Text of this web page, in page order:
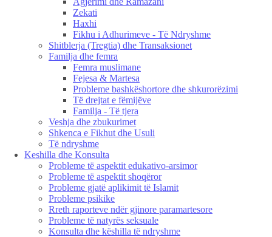
Zekati
Haxhi
Fikhu i Adhurimeve - Të Ndryshme
Shitblerja (Tregtia) dhe Transaksionet
Familja dhe femra
Femra muslimane
Fejesa & Martesa
Probleme bashkëshortore dhe shkurorëzimi
Të drejtat e fëmijëve
Familja - Të tjera
Veshja dhe zbukurimet
Shkenca e Fikhut dhe Usuli
Të ndryshme
Keshilla dhe Konsulta
Probleme të aspektit edukativo-arsimor
Probleme të aspektit shoqëror
Probleme gjatë aplikimit të Islamit
Probleme psikike
Rreth raporteve ndër gjinore paramartesore
Probleme të natyrës seksuale
Konsulta dhe këshilla të ndryshme